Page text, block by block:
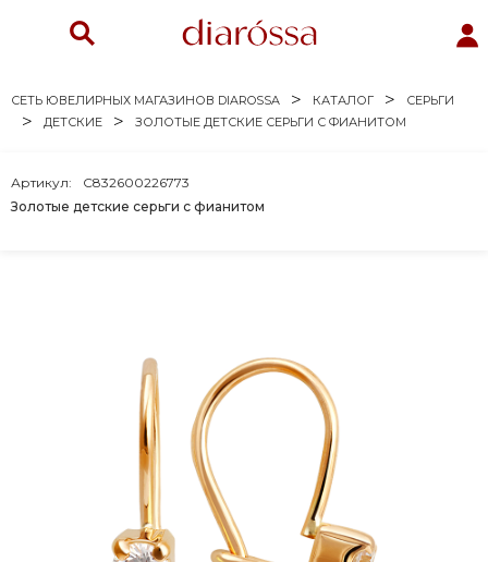
СЕТЬ ЮВЕЛИРНЫХ МАГАЗИНОВ DIAROSSA КАТАЛОГ
СЕРЬГИ
ДЕТСКИЕ
ЗОЛОТЫЕ ДЕТСКИЕ СЕРЬГИ С ФИАНИТОМ
Золотые детские серьги с фианитом
Артикул: C832600226773